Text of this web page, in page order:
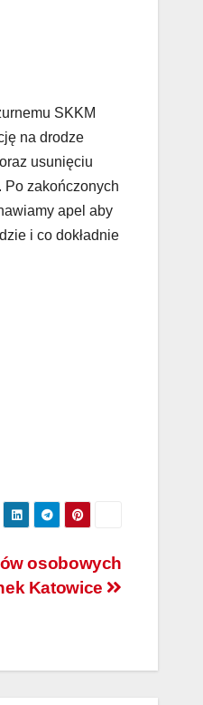
SKKM
na drodze
usunięciu
Po zakończonych
apel aby
i co dokładnie
osobowych
Katowice